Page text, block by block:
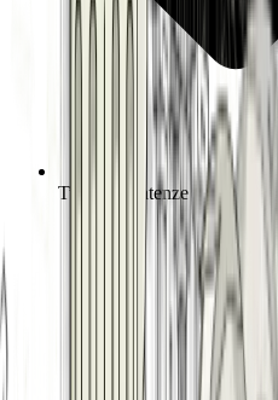
Tutte le Sentenze